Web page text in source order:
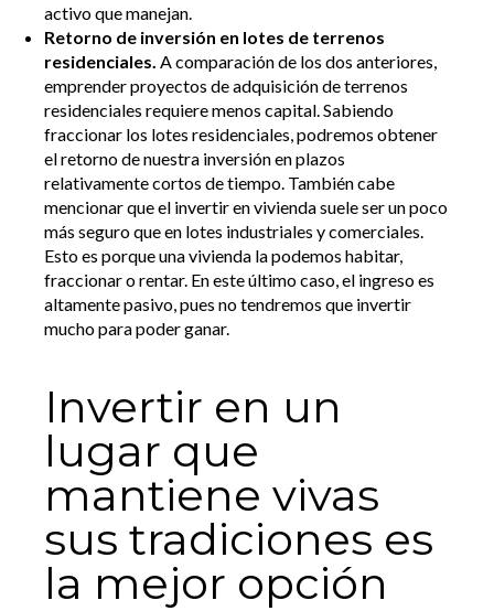
activo que manejan.
Retorno de inversión en lotes de terrenos
residenciales. A comparación de los dos anteriores,
emprender proyectos de adquisición de terrenos
residenciales requiere menos capital. Sabiendo
fraccionar los lotes residenciales, podremos obtener
el retorno de nuestra inversión en plazos
relativamente cortos de tiempo. También cabe
mencionar que el invertir en vivienda suele ser un poco
más seguro que en lotes industriales y comerciales.
Esto es porque una vivienda la podemos habitar,
fraccionar o rentar. En este último caso, el ingreso es
altamente pasivo, pues no tendremos que invertir
mucho para poder ganar.
Invertir en un
lugar que
mantiene vivas
sus tradiciones es
la mejor opción